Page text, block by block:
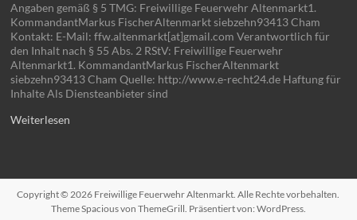
Angaben gemäß § 5 TMG: Freiwillige Feuerwehr Altenmarkt1.
KommandantMarkus FischerAltenmarkt siebzehn93413 Cham
Kontakt: E-Mail: ffw.altenmarkt[at]gmail.com Verantwortlich für
den Inhalt nach § 55 Abs. 2 RStV: Freiwillige Feuerwehr
Altenmarkt1. KommandantMarkus FischerAltenmarkt
siebzehn93413 Cham Quelle: http://www.e-recht24.de Haftung für
Inhalte Als Diensteanbieter sind
Weiterlesen
Copyright © 2026 Freiwillige Feuerwehr Altenmarkt. Alle Rechte vorbehalten.
ThemeSpaciousvon ThemeGrill. Präsentiert von: WordPress.